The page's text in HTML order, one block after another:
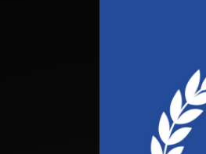
aux Marques, qui